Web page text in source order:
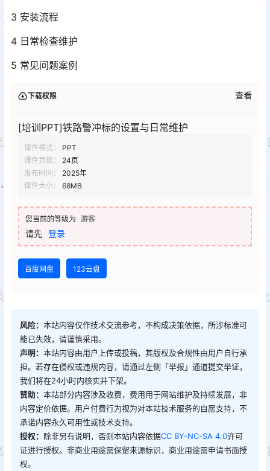
3 安装流程
4 日常检查维护
5 常见问题案例
下载权限 查看
[培训PPT]铁路警冲标的设置与日常维护
课件格式：
PPT
课件页数：
24页
发布时间：
2025年
课件大小：
68MB
您当前的等级为 游客
请先 登录
百度网盘 123云盘
风险： 本站内容仅作技术交流参考，不构成决策依据，所涉标准可
能已失效，请谨慎采用。
声明： 本站内容由用户上传或投稿，其版权及合规性由用户自行承
担。若存在侵权或违规内容，请通过左侧「举报」通道提交举证，
我们将在24小时内核实并下架。
赞助： 本站部分内容涉及收费，费用用于网站维护及持续发展，非
内容定价依据。用户付费行为视为对本站技术服务的自愿支持，不
承诺内容永久可用性或技术支持。
授权： 除非另有说明，否则本站内容依据CC BY-NC-SA 4.0许可
证进行授权。非商业用途需保留来源标识，商业用途需申请书面授
权。